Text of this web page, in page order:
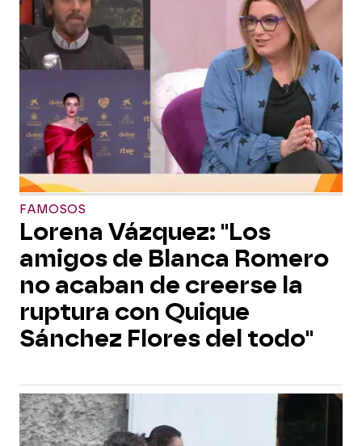
FAMOSOS
Lorena Vázquez: "Los
amigos de Blanca Romero
no acaban de creerse la
ruptura con Quique
Sánchez Flores del todo"